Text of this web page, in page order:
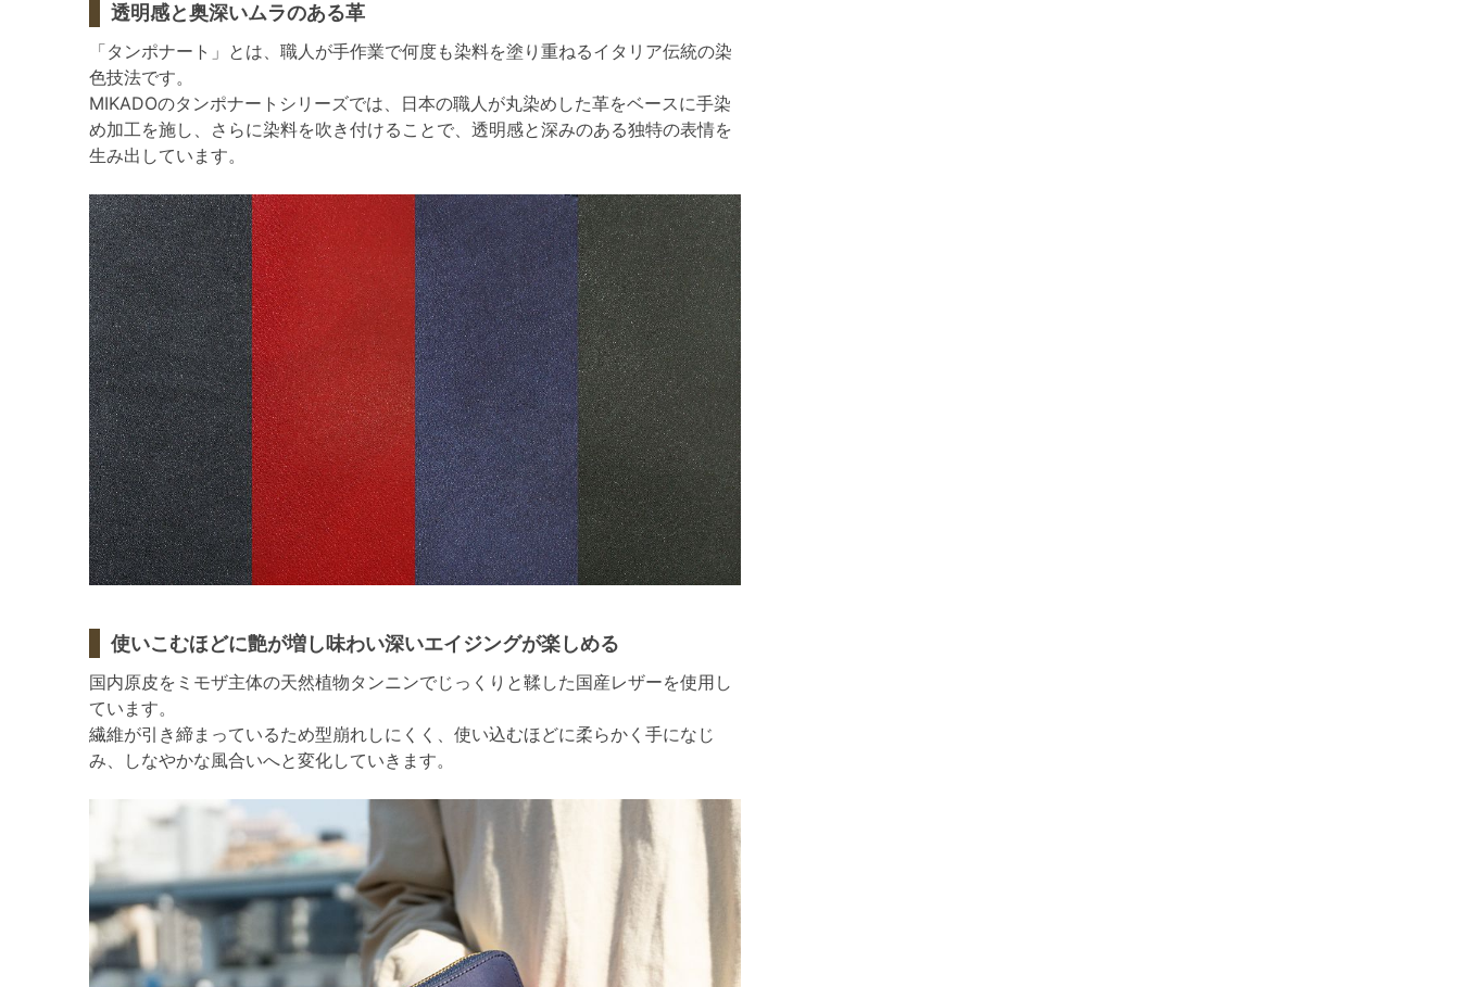
透明感と奥深いムラのある革
「タンポナート」とは、職人が手作業で何度も染料を塗り重ねるイタリア伝統の染
色技法です。
MIKADOのタンポナートシリーズでは、日本の職人が丸染めした革をベースに手染
め加工を施し、さらに染料を吹き付けることで、透明感と深みのある独特の表情を
生み出しています。
使いこむほどに艶が増し味わい深いエイジングが楽しめる
国内原皮をミモザ主体の天然植物タンニンでじっくりと鞣した国産レザーを使用し
ています。
繊維が引き締まっているため型崩れしにくく、使い込むほどに柔らかく手になじ
み、しなやかな風合いへと変化していきます。